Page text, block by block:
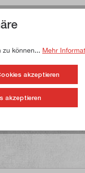
zu können... Mehr
akzeptieren
akzeptieren